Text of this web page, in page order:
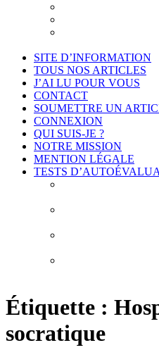
SITE D’INFORMATION
TOUS NOS ARTICLES
J’AI LU POUR VOUS
CONTACT
SOUMETTRE UN
CONNEXION
QUI SUIS-JE ?
NOTRE MISSION
MENTION LÉGALE
TESTS
Étiquette :
socratique